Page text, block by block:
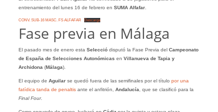
entrenamiento del lunes 16 de febrero en SUMA Alfafar.
CONV. SUB-16 MASC. FS ALFAFAR Descarga
Fase previa en Málaga
El pasado mes de enero esta Selecciódisputó la Fase Previa del Campeonato
de España de Selecciones Autonómicas en Villanueva de Tapia y
Archidona (Málaga).
El equipo de Aguilarse quedó fuera de las semifinales por el título por una
fatídica tanda de penaltisante el anfitrión, Andalucía , que se clasificó para la
Final Four.